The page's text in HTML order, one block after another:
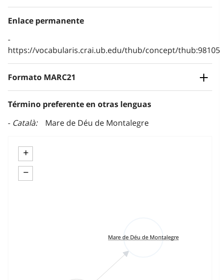
Enlace permanente
https://vocabularis.crai.ub.edu/thub/concept/
Formato MARC21
Término preferente en otras lenguas
Català
Mare de Déu de Montalegre
+
−
Mare de Déu de Montalegre